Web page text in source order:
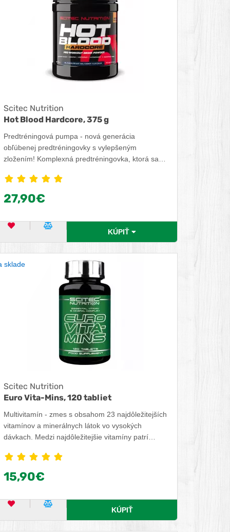
Scitec Nutrition
Hot Blood Hardcore, 375 g
Predtréningová pumpa - nová generácia
obľúbenej predtréningovky s vylepšeným
zložením! Komplexná predtréningovka, ktorá sa
aminokyselín, nootropík, antioxidantov a
elektrolytov. Obsahuje jednu z
najpreskúmanejších foriem kreatínu - kreatín
fyzickú výkonnosť v priebehu krátkodobých po
27,90€
OBĽÚBENÝ PRODUKTPOROVNAŤ PRODUKT
KÚPIŤ
sklade
Scitec Nutrition
Euro Vita-Mins, 120 tabliet
Multivitamín - zmes s obsahom 23 najdôležitejších
vitamínov a minerálnych látok vo vysokých
dávkach. Medzi najdôležitejšie vitamíny patrí
imunitného a nervového systému a prispieva k
zníženiu únavy a vyčerpania. Vitamín B2
podporuje správnu funkciu zraku. Medzi dôležité
plodnosť a udržiava normálnu hladinu
15,90€
OBĽÚBENÝ PRODUKTPOROVNAŤ PRODUKT
KÚPIŤ